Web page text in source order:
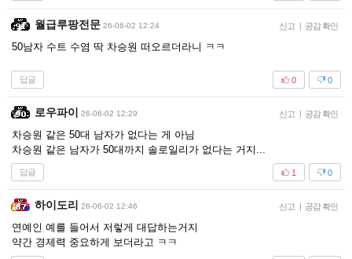
월급루팡전문 26-06-02 12:24 신고 | 공감 확인
50남자 수트 수염 딱 차승원 떠오르더라니 ㅋㅋ
답글 0
0
로우파이 26-06-02 12:29 신고 | 공감 확인
차승원 같은 50대 남자가 없다는 게 아님
차승원 같은 남자가 50대까지 솔로일리가 없다는 거지...
답글 0
1
하이도리 26-06-02 12:46 신고 | 공감 확인
연예인 예를 들어서 저렇게 대답하는거지
약간 경제력 중요하게 보더라고 ㅋㅋ